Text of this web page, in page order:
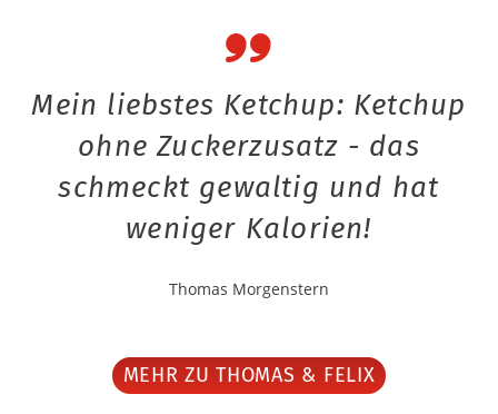
Mein liebstes Ketchup: Ketchup
ohne Zuckerzusatz - das
schmeckt gewaltig und hat
weniger Kalorien!
Thomas Morgenstern
MEHR ZU THOMAS & FELIX